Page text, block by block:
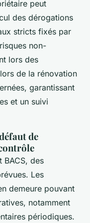
peut
des dérogations
stricts fixés par
non-
lors des
de la rénovation
garantissant
et un suivi
de
BACS, des
Les
demeure pouvant
notamment
périodiques.